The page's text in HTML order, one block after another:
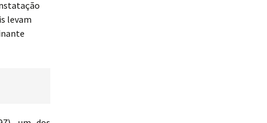
levam